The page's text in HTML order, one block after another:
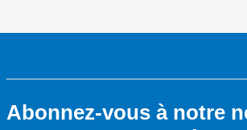
Abonnez-vous à notre